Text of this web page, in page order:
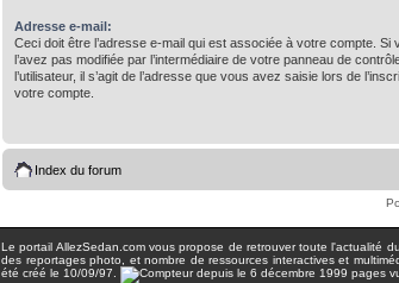
Adresse e-mail:
Ceci doit être l’adresse e-mail qui est associée à votre compte. Si
l’avez pas modifiée par l’intermédiaire de votre panneau de
l’utilisateur, il s’agit de l’adresse que vous avez saisie lors de
votre compte.
Index du forum
Le portail AllezSedan.com vous propose de retrouver toute l'actualité
des reportages photo, et nombre de ressources interactives et
été créé le 10/09/97.
pages